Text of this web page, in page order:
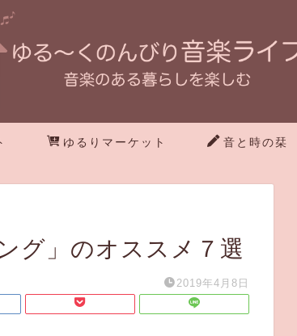
ゆるりマーケット 音と時の栞
グ」のオススメ７選
2019年4月8日